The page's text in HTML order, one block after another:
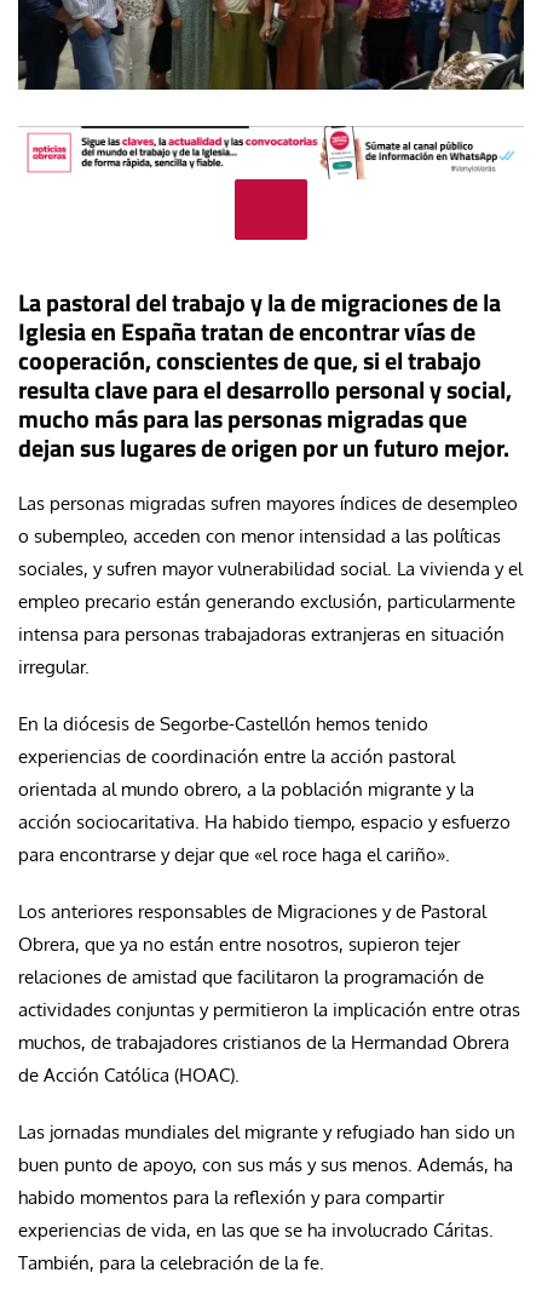
La pastoral del trabajo y la de migraciones de la
Iglesia en España tratan de encontrar vías de
cooperación, conscientes de que, si el trabajo
resulta clave para el desarrollo personal y social,
mucho más para las personas migradas que
dejan sus lugares de origen por un futuro mejor.
Las personas migradas sufren mayores índices de desempleo
o subempleo, acceden con menor intensidad a las políticas
sociales, y sufren mayor vulnerabilidad social. La vivienda y el
empleo precario están generando exclusión, particularmente
intensa para personas trabajadoras extranjeras en situación
irregular.
En la diócesis de Segorbe-Castellón hemos tenido
experiencias de coordinación entre la acción pastoral
orientada al mundo obrero, a la población migrante y la
acción sociocaritativa. Ha habido tiempo, espacio y esfuerzo
para encontrarse y dejar que «el roce haga el cariño».
Los anteriores responsables de Migraciones y de Pastoral
Obrera, que ya no están entre nosotros, supieron tejer
relaciones de amistad que facilitaron la programación de
actividades conjuntas y permitieron la implicación entre otras
muchos, de trabajadores cristianos de la Hermandad Obrera
de Acción Católica (HOAC).
Las jornadas mundiales del migrante y refugiado han sido un
buen punto de apoyo, con sus más y sus menos. Además, ha
habido momentos para la reflexión y para compartir
experiencias de vida, en las que se ha involucrado Cáritas.
También, para la celebración de la fe.